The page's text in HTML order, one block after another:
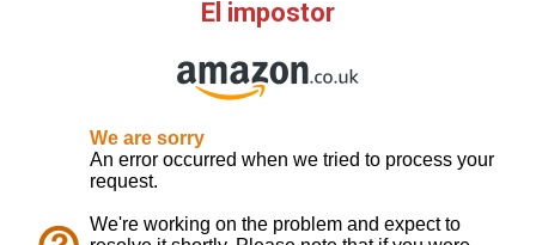
El impostor